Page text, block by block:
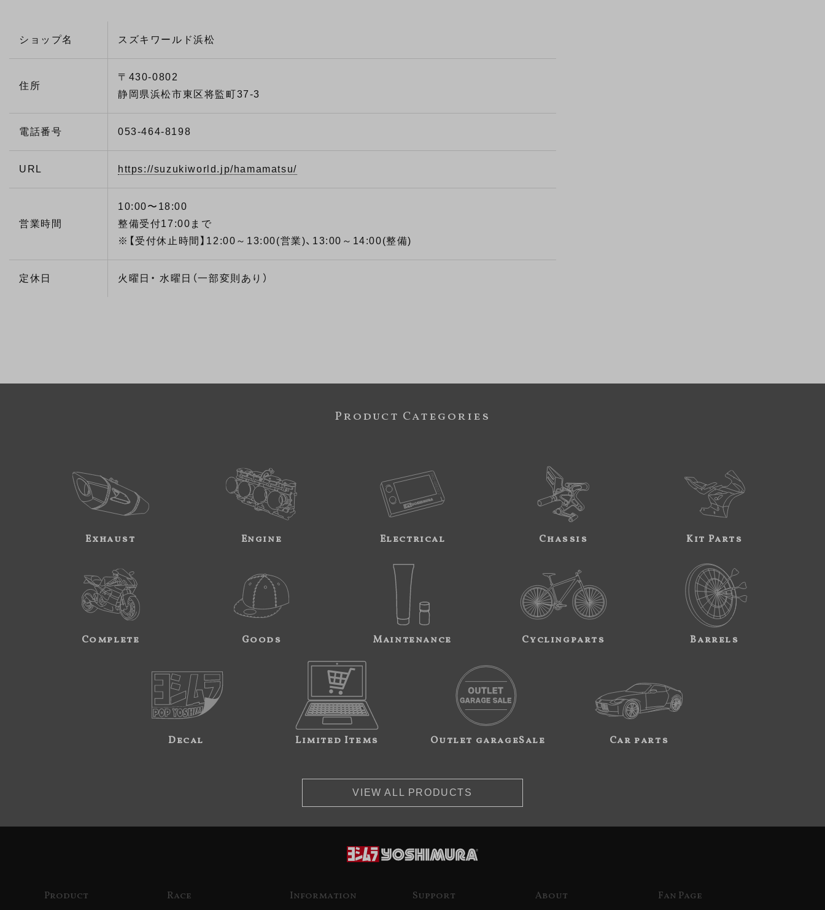
ショップ名 スズキワールド浜松
住所
〒430-0802
静岡県浜松市東区将監町37-3
電話番号 053-464-8198
URL https://suzukiworld.jp/hamamatsu/
営業時間
10:00〜18:00
整備受付17:00まで
※【受付休止時間】12:00～13:00(営業)、13:00～14:00(整備)
定休日 火曜日・ 水曜日（一部変則あり）
Product Categories
Exhaust Engine Electrical Chassis Kit Parts
Complete Goods Maintenance Cyclingparts Barrels
Decal Limited Items Outlet garageSale Car parts
VIEW ALL PRODUCTS
Product Race Information Support About Fan Page